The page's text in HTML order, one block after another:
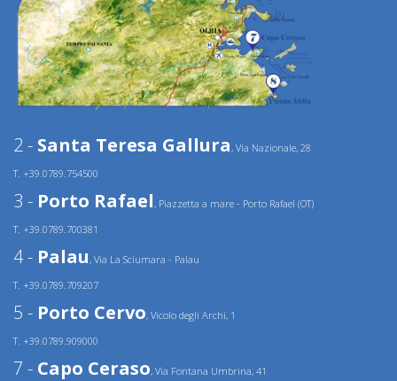
2 - Santa Teresa Gallura, Via Nazionale, 28
T. +39.0789.754500
3 - Porto Rafael, Piazzetta a mare - Porto Rafael (OT)
T. +39.0789.700381
4 - Palau, Via La Sciumara - Palau
T. +39.0789.709207
5 - Porto Cervo, Vicolo degli Archi, 1
T. +39.0789.909000
7 - Capo Ceraso, Via Fontana Umbrina, 41